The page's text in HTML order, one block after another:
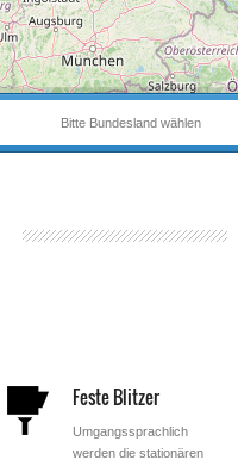
Bitte Bundesland wählen
Feste Blitzer
Umgangssprachlich
werden die stationären